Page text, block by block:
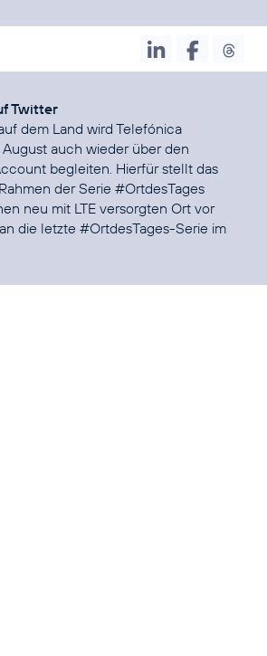
Twitter
dem Land wird Telefónica
August auch wieder über den
begleiten. Hierfür stellt das
der Serie #OrtdesTages
neu mit LTE versorgten Ort vor
die letzte #OrtdesTages-Serie im